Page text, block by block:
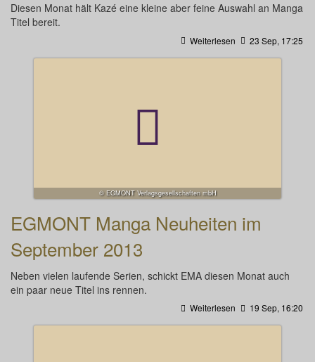
Diesen Monat hält Kazé eine kleine aber feine Auswahl an Manga
Titel bereit.
Weiterlesen 23 Sep, 17:25
© EGMONT Verlagsgesellschaften mbH
EGMONT Manga Neuheiten im
September 2013
Neben vielen laufende Serien, schickt EMA diesen Monat auch
ein paar neue Titel ins rennen.
Weiterlesen 19 Sep, 16:20